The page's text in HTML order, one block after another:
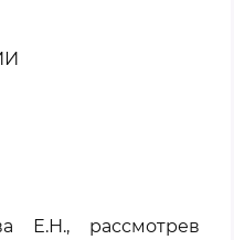
Е.Н., рассмотрев